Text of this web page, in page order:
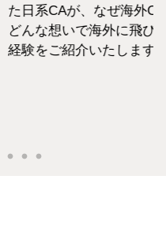
へ転身したのか、
出したのか、私の
。
て働
らこ
な外